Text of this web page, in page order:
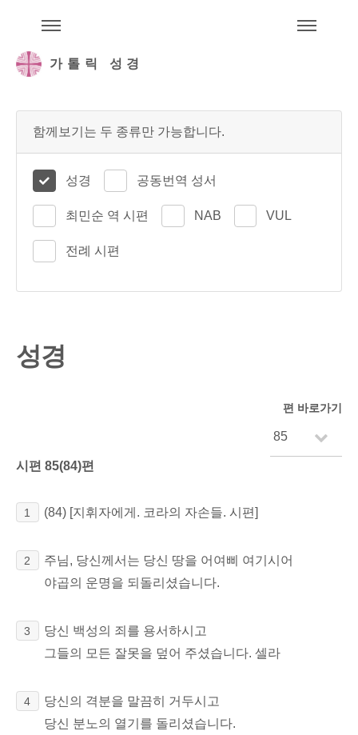
가톨릭 성경
함께보기는 두 종류만 가능합니다.
성경 공동번역 성서
최민순 역 시편 NAB VUL
전례 시편
성경
편 바로가기
시편 85(84)편
1 (84) [지휘자에게. 코라의 자손들. 시편]
2
주님, 당신께서는 당신 땅을 어여삐 여기시어
야곱의 운명을 되돌리셨습니다.
3
당신 백성의 죄를 용서하시고
그들의 모든 잘못을 덮어 주셨습니다. 셀라
4
당신의 격분을 말끔히 거두시고
당신 분노의 열기를 돌리셨습니다.